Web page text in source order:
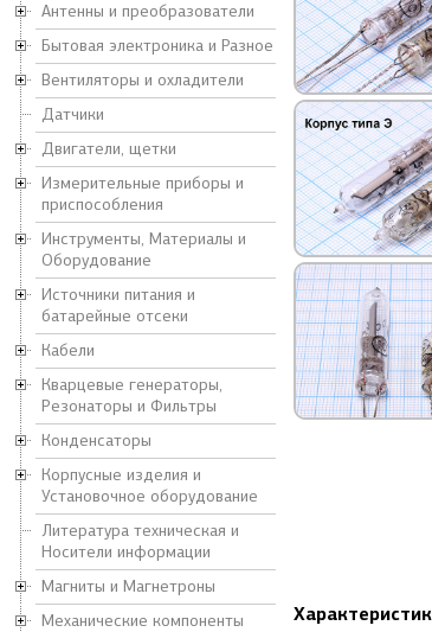
Антенны и преобразователи
Бытовая электроника и Разное
Вентиляторы и охладители
Датчики
Двигатели, щетки
Измерительные приборы и
приспособления
Инструменты, Материалы и
Оборудование
Источники питания и
батарейные отсеки
Кабели
Кварцевые генераторы,
Резонаторы и Фильтры
Конденсаторы
Корпусные изделия и
Установочное оборудование
Литература техническая и
Носители информации
Магниты и Магнетроны
Механические компоненты